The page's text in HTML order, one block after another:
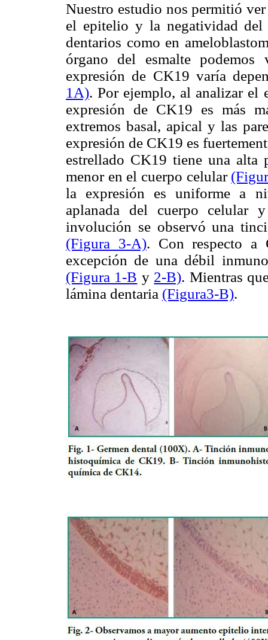
Nuestro estudio nos permitió
el epitelio y la negatividad del
dentarios como en
órgano del esmalte
expresión de CK19 varía
1A). Por ejemplo, al analizar el
expresión de CK19 es más
extremos basal, apical y las
expresión de CK19 es
estrellado CK19 tiene una alta
menor en el cuerpo celular
la expresión es uniforme a
aplanada del cuerpo
involución se observó una
(Figura 3-A). Con respecto a
excepción de una débil
(Figura 1-B y 2-B). Mientras
lámina dentaria (Figura3-B).